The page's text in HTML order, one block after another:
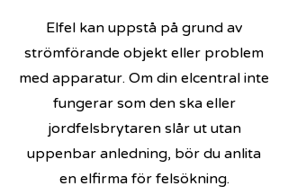
Elfel kan uppstå på grund av
strömförande objekt eller problem
med apparatur. Om din elcentral inte
fungerar som den ska eller
jordfelsbrytaren slår ut utan
uppenbar anledning, bör du anlita
en elfirma för felsökning.